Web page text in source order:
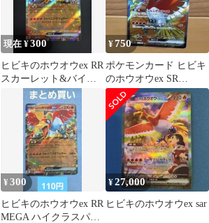
現在 ¥300
ヒビキのホウオウex RR
スカーレット&バイオ
レット 強化拡張パック
熱風の…
¥750
ポケモンカード ヒビキ
のホウオウex SR
077/063
¥300
ヒビキのホウオウex RR
MEGA ハイクラスパッ
¥27,000
ヒビキのホウオウex sar